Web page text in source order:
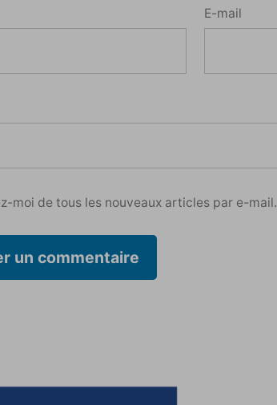
E-mail
moi de tous les nouveaux articles par e-mail.